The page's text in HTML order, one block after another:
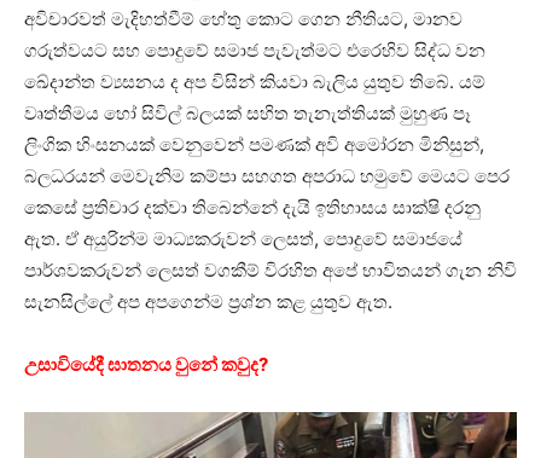
අවිචාරවත් මැදිහත්වීම් හේතු කොට ගෙන නීතියට, මානව
ගරුත්වයට සහ පොදුවේ සමාජ පැවැත්මට එරෙහිව සිද්ධ වන
ඛේදාන්ත ව්‍යසනය ද අප විසින් කියවා බැලිය යුතුව තිබේ. යම්
වෘත්තීමය හෝ සිවිල් බලයක් සහිත තැනැත්තියක් මුහුණ පෑ
ලිංගික හිංසනයක් වෙනුවෙන් පමණක් අවි අමෝරන මිනිසුන්,
බලධරයන් මෙවැනිම කම්පා සහගත අපරාධ හමුවේ මෙයට පෙර
කෙසේ ප්‍රතිචාර දක්වා තිබෙන්නේ දැයි ඉතිහාසය සාක්ෂි දරනු
ඇත. ඒ අයුරින්ම මාධ්‍යකරුවන් ලෙසත්, පොදුවේ සමාජයේ
පාර්ශවකරුවන් ලෙසත් වගකීම් විරහිත අපේ භාවිතයන් ගැන නිවි
සැනසිල්ලේ අප අපගෙන්ම ප්‍රශ්න කළ යුතුව ඇත.
උසාවියේදී ඝාතනය වුනේ කවුද?